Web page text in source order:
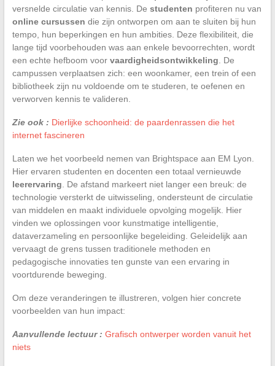
versnelde circulatie van kennis. De studenten profiteren nu van
online cursussen die zijn ontworpen om aan te sluiten bij hun
tempo, hun beperkingen en hun ambities. Deze flexibiliteit, die
lange tijd voorbehouden was aan enkele bevoorrechten, wordt
een echte hefboom voor vaardigheidsontwikkeling . De
campussen verplaatsen zich: een woonkamer, een trein of een
bibliotheek zijn nu voldoende om te studeren, te oefenen en
verworven kennis te valideren.
Zie ook : Dierlijke schoonheid: de paardenrassen die het
internet fascineren
Laten we het voorbeeld nemen van Brightspace aan EM Lyon.
Hier ervaren studenten en docenten een totaal vernieuwde
leerervaring . De afstand markeert niet langer een breuk: de
technologie versterkt de uitwisseling, ondersteunt de circulatie
van middelen en maakt individuele opvolging mogelijk. Hier
vinden we oplossingen voor kunstmatige intelligentie,
dataverzameling en persoonlijke begeleiding. Geleidelijk aan
vervaagt de grens tussen traditionele methoden en
pedagogische innovaties ten gunste van een ervaring in
voortdurende beweging.
Om deze veranderingen te illustreren, volgen hier concrete
voorbeelden van hun impact:
Aanvullende lectuur : Grafisch ontwerper worden vanuit het
niets